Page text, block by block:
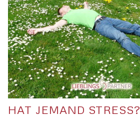
HAT JEMAND STRESS?